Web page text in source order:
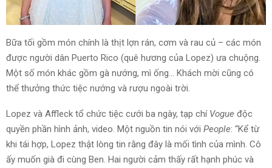
Bữa tối gồm món chính là thịt lợn rán, cơm và rau củ – các món
được người dân Puerto Rico (quê hương của Lopez) ưa chuộng.
Một số món khác gồm gà nướng, mì ống… Khách mời cũng có
thể thưởng thức tiệc nướng và rượu ngoài trời.
Lopez và Affleck tổ chức tiệc cưới ba ngày, tạp chí Vogue độc
quyền phần hình ảnh, video. Một nguồn tin nói với People: “Kể từ
khi tái hợp, Lopez thật lòng tin rằng đây là mối tình của mình. Cô
ấy muốn già đi cùng Ben. Hai người cảm thấy rất hạnh phúc và